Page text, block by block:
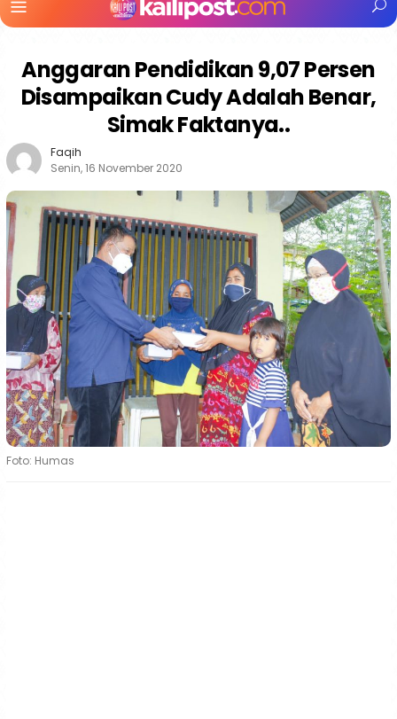
Mobile
Anggaran Pendidikan 9,07 Persen
Disampaikan Cudy Adalah Benar,
Simak Faktanya..
Faqih
Senin, 16 November 2020
Foto: Humas